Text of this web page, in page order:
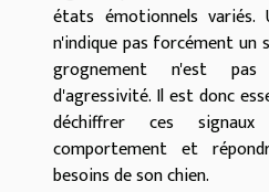
états émotionnels
n'indique pas forcément
grognement n'est pas
d'agressivité. Il est donc
déchiffrer ces
comportement et
besoins de son chien.